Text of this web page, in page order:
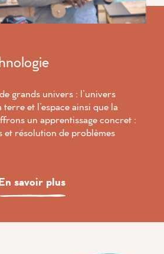
grands univers : l’univers
et l’espace ainsi que la
un apprentissage concret :
et résolution de problèmes
savoir plus